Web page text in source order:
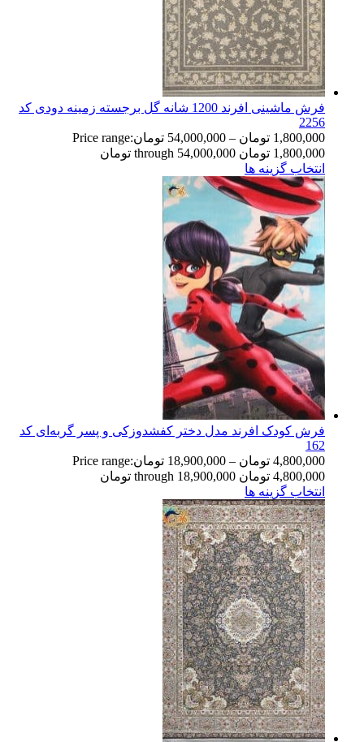
فرش ماشینی افرند 1200 شانه گل برجسته زمینه دودی کد
2256
1,800,000 تومان –
54,000,000 تومانPrice range:
1,800,000 تومان through 54,000,000 تومان
انتخاب گزینه ها
فرش کودک افرند مدل دختر کفشدوزکی و پسر گربه‌ای کد
162
4,800,000 تومان –
18,900,000 تومانPrice range:
4,800,000 تومان through 18,900,000 تومان
انتخاب گزینه ها